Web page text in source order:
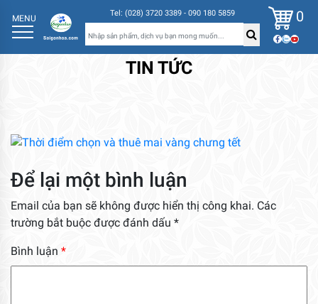
MENU Tel: (028) 3720 3389 - 090 180 5859 0
TIN TỨC
Để lại một bình luận
Email của bạn sẽ không được hiển thị công khai. Các
trường bắt buộc được đánh dấu *
Bình luận *